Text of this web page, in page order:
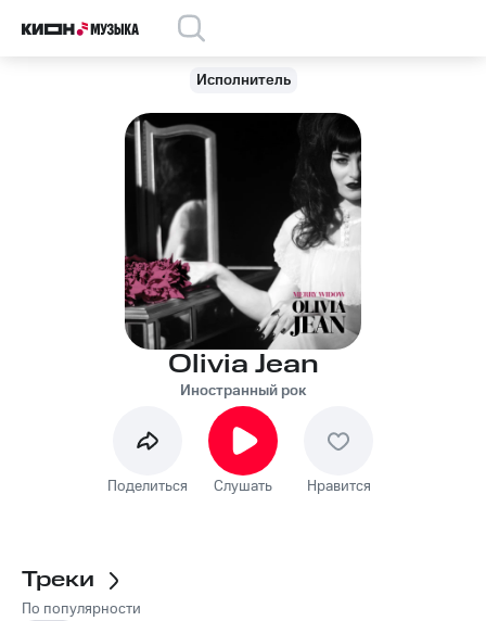
Исполнитель
Olivia Jean
Иностранный рок
Поделиться Слушать Нравится
Треки
По популярности